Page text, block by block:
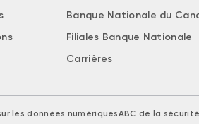
Banque Nationale du
Filiales Banque Nationale
Carrières
les données numériquesABC de la